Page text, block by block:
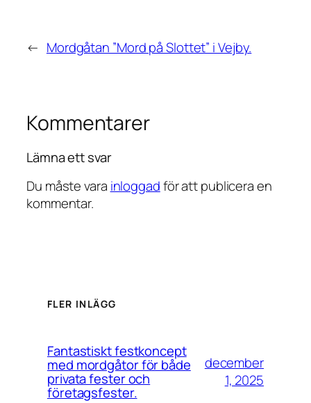
← Mordgåtan ”Mord på Slottet” i Vejby.
Kommentarer
Lämna ett svar
Du måste vara inloggadför att publicera en
kommentar.
FLER INLÄGG
Fantastiskt festkoncept
med mordgåtor för både
privata fester och
företagsfester.
december
1, 2025